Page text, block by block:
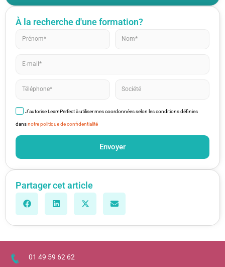
À la recherche d'une formation?
J'autorise LearnPerfect à utiliser mes coordonnées selon les conditions définies
dansnotre politique de confidentialité
Envoyer
Partager cet article
01 49 59 62 62